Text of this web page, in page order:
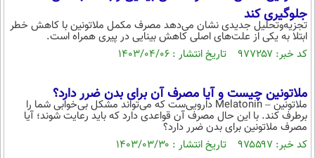
جلوگیری کند
تجزیه‌وتحلیل جدیدی نشان می‌دهد مصرف مکمل ملاتونین با کاهش خطر
ابتلا به یکی از علت‌های اصلی کاهش بینایی در پیری همراه است.
کد خبر: ۹۷۷۲۵۷ تاریخ انتشار : ۱۴۰۳/۰۴/۰۶
ملاتونین چیست و آیا مصرف آن برای بدن ضرر دارد؟
ملاتونین – Melatonin دارویی‌ست که می‌تواند مشکل بی‌خوابی شما را
برطرف کند. با این حال مصرف آن قواعدی دارد که باید رعایت شوند؛ آیا
مصرف ملاتونین برای بدن ضرر دارد؟
کد خبر: ۹۷۵۵۹۷ تاریخ انتشار : ۱۴۰۳/۰۳/۳۰